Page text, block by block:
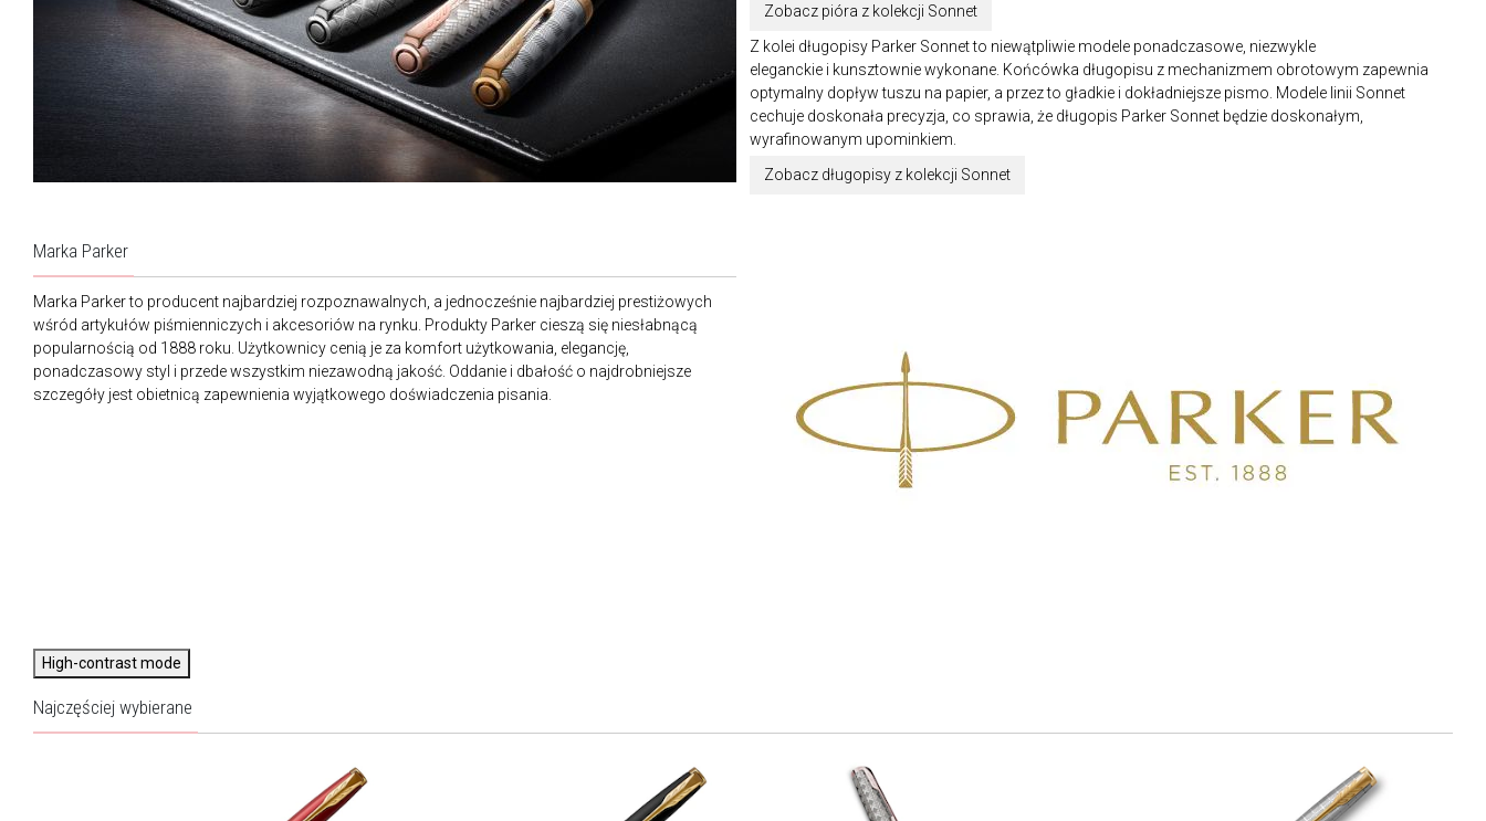
Zobacz pióra z kolekcji Sonnet
Z kolei długopisy Parker Sonnet to niewątpliwie modele ponadczasowe, niezwykle
eleganckie i kunsztownie wykonane. Końcówka długopisu z mechanizmem obrotowym zapewnia
optymalny dopływ tuszu na papier, a przez to gładkie i dokładniejsze pismo. Modele linii Sonnet
cechuje doskonała precyzja, co sprawia, że długopis Parker Sonnet będzie doskonałym,
wyrafinowanym upominkiem.
Zobacz długopisy z kolekcji Sonnet
Marka Parker
Marka Parker to producent najbardziej rozpoznawalnych, a jednocześnie najbardziej prestiżowych
wśród artykułów piśmienniczych i akcesoriów na rynku. Produkty Parker cieszą się niesłabnącą
popularnością od 1888 roku. Użytkownicy cenią je za komfort użytkowania, elegancję,
ponadczasowy styl i przede wszystkim niezawodną jakość. Oddanie i dbałość o najdrobniejsze
szczegóły jest obietnicą zapewnienia wyjątkowego doświadczenia pisania.
High-contrast mode
Najczęściej wybierane